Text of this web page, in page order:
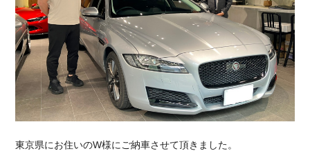
トップランク・マガジン
採用情報
東京県にお住いのW様にご納車させて頂きました。